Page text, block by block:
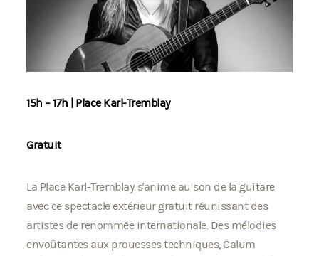
15h – 17h | Place Karl-Tremblay
Gratuit
La Place Karl-Tremblay s'anime au son de la guitare
avec ce spectacle extérieur gratuit réunissant des
artistes de renommée internationale. Des mélodies
envoûtantes aux prouesses techniques, Calum